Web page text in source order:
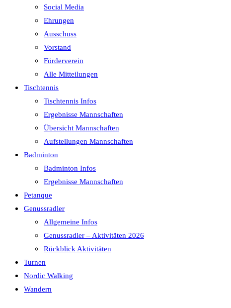
Social Media
Ehrungen
Ausschuss
Vorstand
Förderverein
Alle Mitteilungen
Tischtennis
Tischtennis Infos
Ergebnisse Mannschaften
Übersicht Mannschaften
Aufstellungen Mannschaften
Badminton
Badminton Infos
Ergebnisse Mannschaften
Petanque
Genussradler
Allgemeine Infos
Genussradler – Aktivitäten 2026
Rückblick Aktivitäten
Turnen
Nordic Walking
Wandern